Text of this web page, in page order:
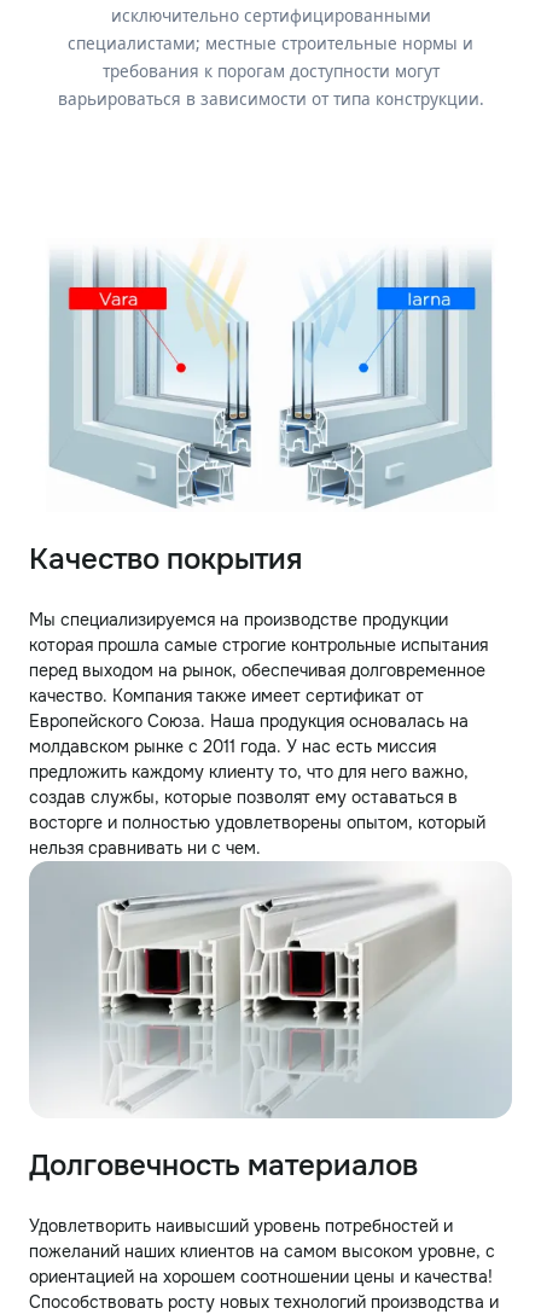
исключительно сертифицированными
специалистами; местные строительные нормы и
требования к порогам доступности могут
варьироваться в зависимости от типа конструкции.
Качество покрытия
Мы специализируемся на производстве продукции
которая прошла самые строгие контрольные испытания
перед выходом на рынок, обеспечивая долговременное
качество. Компания также имеет сертификат от
Европейского Союза. Наша продукция основалась на
молдавском рынке с 2011 года. У нас есть миссия
предложить каждому клиенту то, что для него важно,
создав службы, которые позволят ему оставаться в
восторге и полностью удовлетворены опытом, который
нельзя сравнивать ни с чем.
Долговечность материалов
Удовлетворить наивысший уровень потребностей и
пожеланий наших клиентов на самом высоком уровне, с
ориентацией на хорошем соотношении цены и качества!
Способствовать росту новых технологий производства и